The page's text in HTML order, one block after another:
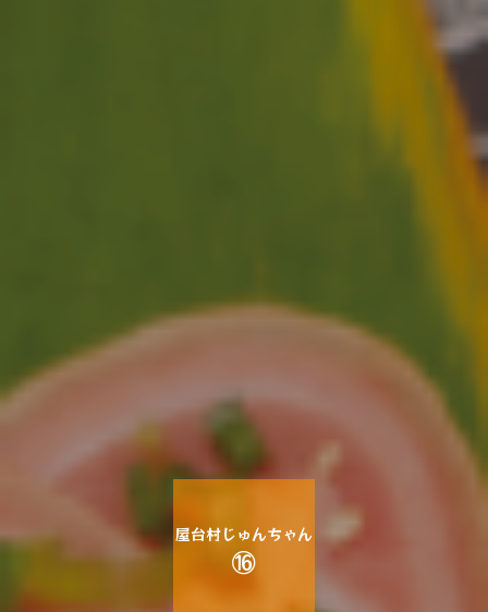
屋台村じゅんちゃん
⑯